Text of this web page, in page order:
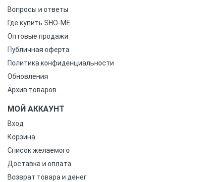
Вопросы и ответы
Где купить SHO-ME
Оптовые продажи
Публичная оферта
Политика конфиденциальности
Обновления
Архив товаров
МОЙ АККАУНТ
Вход
Корзина
Список желаемого
Доставка и оплата
Возврат товара и денег